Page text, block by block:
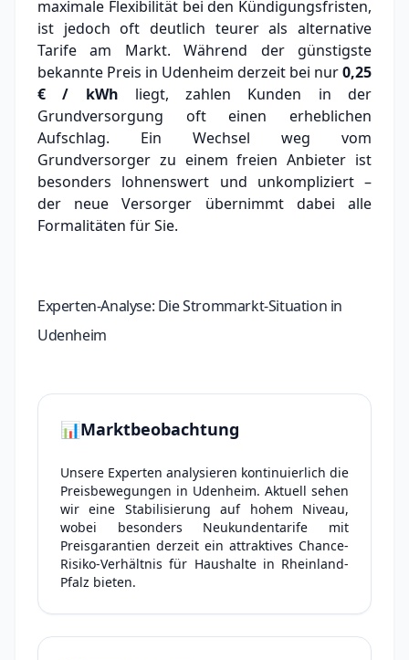
maximale Flexibilität bei den Kündigungsfristen,
ist jedoch oft deutlich teurer als alternative
Tarife am Markt.Während der günstigste
bekannte Preis in Udenheim derzeit bei nur0,25
€ / kWh liegt, zahlen Kunden in der
Grundversorgung oft einen erheblichen
Aufschlag. Ein Wechsel weg vom
Grundversorger zu einem freien Anbieter ist
besonders lohnenswert und unkompliziert –
der neue Versorger übernimmt dabei alle
Formalitäten für Sie.
Experten-Analyse: Die Strommarkt-Situation in
Udenheim
📊Marktbeobachtung
Unsere Experten analysieren kontinuierlich die
Preisbewegungen in Udenheim. Aktuell sehen
wir eine Stabilisierung auf hohem Niveau,
wobei besonders Neukundentarife mit
Preisgarantien derzeit ein attraktives Chance-
Risiko-Verhältnis für Haushalte in Rheinland-
Pfalz bieten.